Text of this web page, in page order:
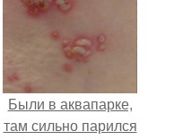
Были в аквапарке,
там сильно парился